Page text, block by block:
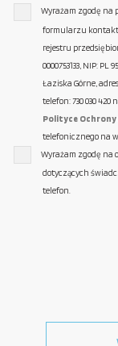
Wyrażam zgodę na
formularzu
rejestru
0000753133, NIP: PL
Łaziska Górne,
telefon: 730 030
Polityce
telefonicznego na
Wyrażam zgodę na
dotyczących
telefon.